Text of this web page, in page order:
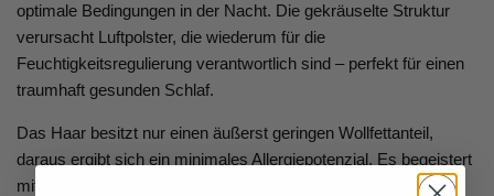
optimale Bedingungen in der Nacht. Die gekräuselte Struktur
verursacht Luftpolster, die wiederum für die
Feuchtigkeitsregulierung verantwortlich sind – perfekt für einen
traumhaft gesunden Schlaf.
Das Haar besitzt nur einen äußerst geringen Wollfettanteil,
daraus ergibt sich ein minimales Allergiepotenzial. Es begeistert
mit hoher Selbstreinigungskraft; dem natürlichen Haar wird